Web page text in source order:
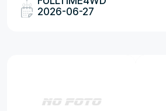
2026-06-27